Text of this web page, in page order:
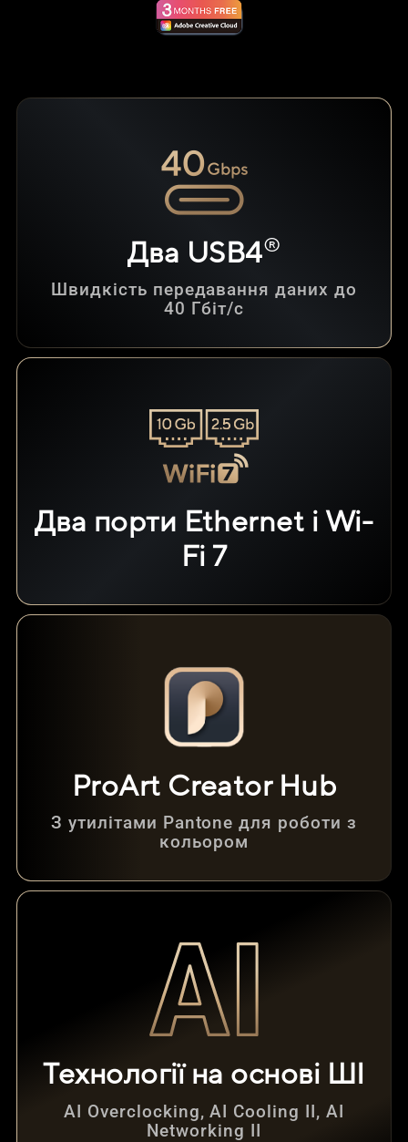
Два USB4®
Швидкість передавання даних до
40 Гбіт/с
Два порти Ethernet і Wi-
Fi 7
ProArt Creator Hub
З утилітами Pantone для роботи з
кольором
Технології на основі ШІ
AI Overclocking, AI Cooling II, AI
Networking II